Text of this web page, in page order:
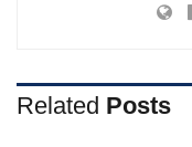
Related Posts